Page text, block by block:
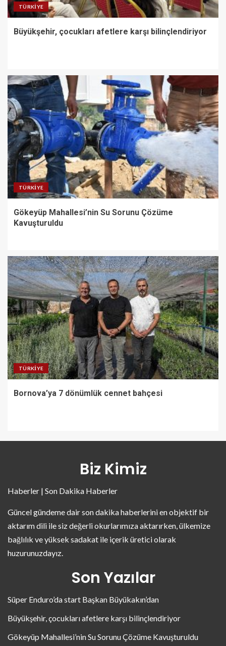
TÜRKIYE
Büyükşehir, çocukları afetlere karşı bilinçlendiriyor
TÜRKIYE
Gökeyüp Mahallesi’nin Su Sorunu Çözüme
Kavuşturuldu
TÜRKIYE
Bornova’ya 7 dönümlük cennet bahçesi
Biz Kimiz
Haberler | Son Dakika Haberler
Güncel gündeme dair son dakika haberlerini en objektif bir
aktarım dili ile siz değerli okurlarımıza aktarırken, ülkemize
bağlılık ve yüksek sadakat ile içerik üretici olarak
huzurunuzdayız.
Son Yazılar
Süper Enduro’da start Başkan Büyükakın’dan
Büyükşehir, çocukları afetlere karşı bilinçlendiriyor
Gökeyüp Mahallesi’nin Su Sorunu Çözüme Kavuşturuldu